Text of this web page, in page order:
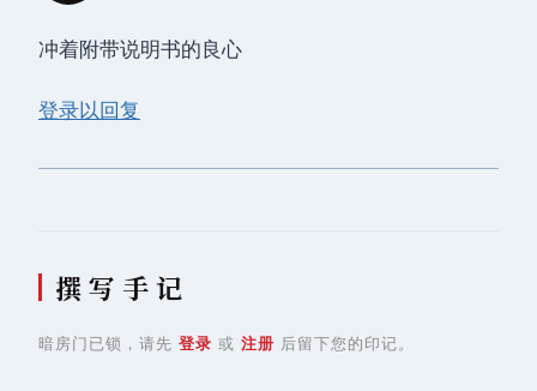
冲着附带说明书的良心
登录以回复
撰 写 手 记
暗房门已锁，请先 登录 或 注册 后留下您的印记。